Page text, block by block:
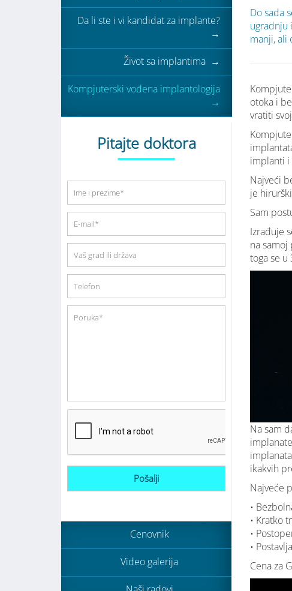
Da li ste i vi kandidat za implante?
→
Život sa implantima →
Kompjuterski vođena implantologija
→
Pitajte doktora
Cenovnik
Video galerija
Do sada
ugradnju
manji, ali
otoka i
vratiti
implanti i
Najveći
je
Sam
Izrađuje
na
toga se
Na sam
ikakvih
Najveće
•
• Kratko
•
•
Cena za